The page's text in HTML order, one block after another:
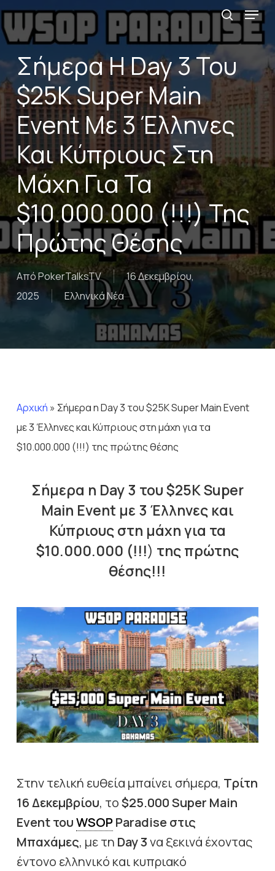
Skip
to
main
content
Menu
Σήμερα Η Day 3 Του
$25Κ Super Main
Event Με 3 Έλληνες
Και Κύπριους Στη
Μάχη Για Τα
$10.000.000 (!!!) Της
Πρώτης Θέσης
ΑπόPokerTalksTV
16 Δεκεμβρίου,
2025
Ελληνικά Νέα
Αρχική » Σήμερα η Day 3 του $25Κ Super Main Event
με 3 Έλληνες και Κύπριους στη μάχη για τα
$10.000.000 (!!!) της πρώτης θέσης
Σήμερα η Day 3 του $25Κ Super
Main Event με 3 Έλληνες και
Κύπριους στη μάχη για τα
$10.000.000 (!!!) της πρώτης
θέσης!!!
Στην τελική ευθεία μπαίνει σήμερα, Τρίτη
16 Δεκεμβρίου, το$25.000 Super Main
Event τουWSOPParadise στις
Μπαχάμες, με τη Day 3να ξεκινά έχοντας
έντονο ελληνικό και κυπριακό